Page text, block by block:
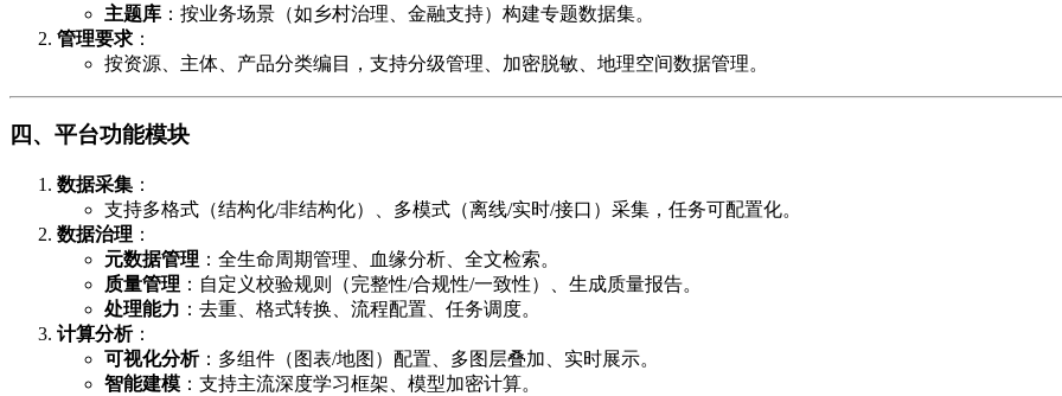
主题库 ​：按业务场景（如乡村治理、金融支持）构建专题数据集。
管理要求 ​：
按资源、主体、产品分类编目，支持分级管理、加密脱敏、地理空间数据管理。
四、平台功能模块
数据采集 ​：
支持多格式（结构化/非结构化）、多模式（离线/实时/接口）采集，任务可配置化。
数据治理 ​：
元数据管理 ​：全生命周期管理、血缘分析、全文检索。
质量管理 ​：自定义校验规则（完整性/合规性/一致性）、生成质量报告。
处理能力 ​：去重、格式转换、流程配置、任务调度。
计算分析​：
可视化分析​：多组件（图表/地图）配置、多图层叠加、实时展示。
智能建模 ​：支持主流深度学习框架、模型加密计算。